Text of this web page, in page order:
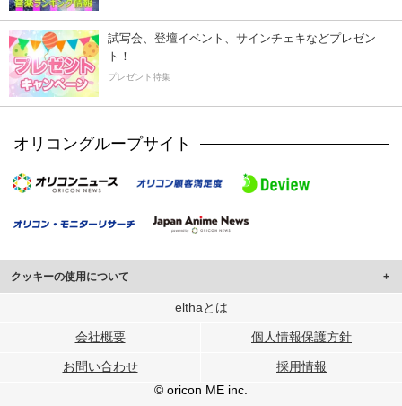
試写会、登壇イベント、サインチェキなどプレゼン
ト！
プレゼント特集
オリコングループサイト
クッキーの使用について
このサイトでは Cookie を使用して、ユーザーに合わせたコンテンツや広告の
行っています。
メディアや広告配信、データ解析の各パートナーに提供しています。
各パートナーは、この情報とユーザーが各パートナーに提供した他の情報や、
ユーザーが各パートナーのサービスを使用したときに収集した他の情報を組み
elthaとは
会社概要 個人情報保護方針
お問い合わせ
採用情報
© oricon ME inc.